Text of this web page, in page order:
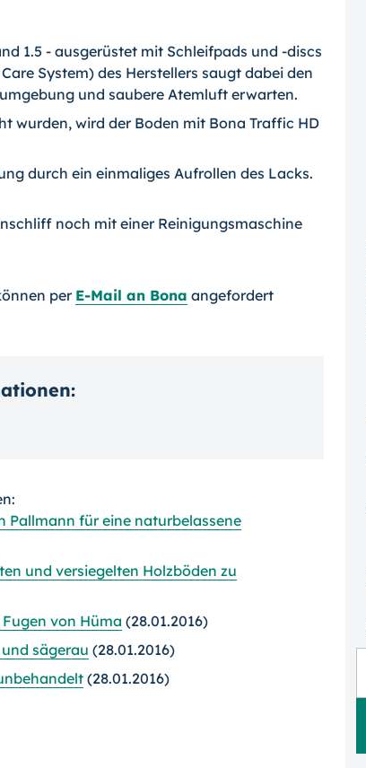
1.5 - ausgerüstet mit Schleif­pads und -discs
System) des Herstellers saugt dabei den
und saubere Atemluft erwarten.
wurden, wird der Boden mit Bona Traffic HD
durch ein einmaliges Aufrollen des Lacks.
noch mit einer Reinigungsma­schine
per E-Mail an Bona ange­fordert
Pallmann für eine naturbelassene
und versiegelten Holzböden zu
von Hüma (28.01.2016)
sägerau (28.01.2016)
(28.01.2016)